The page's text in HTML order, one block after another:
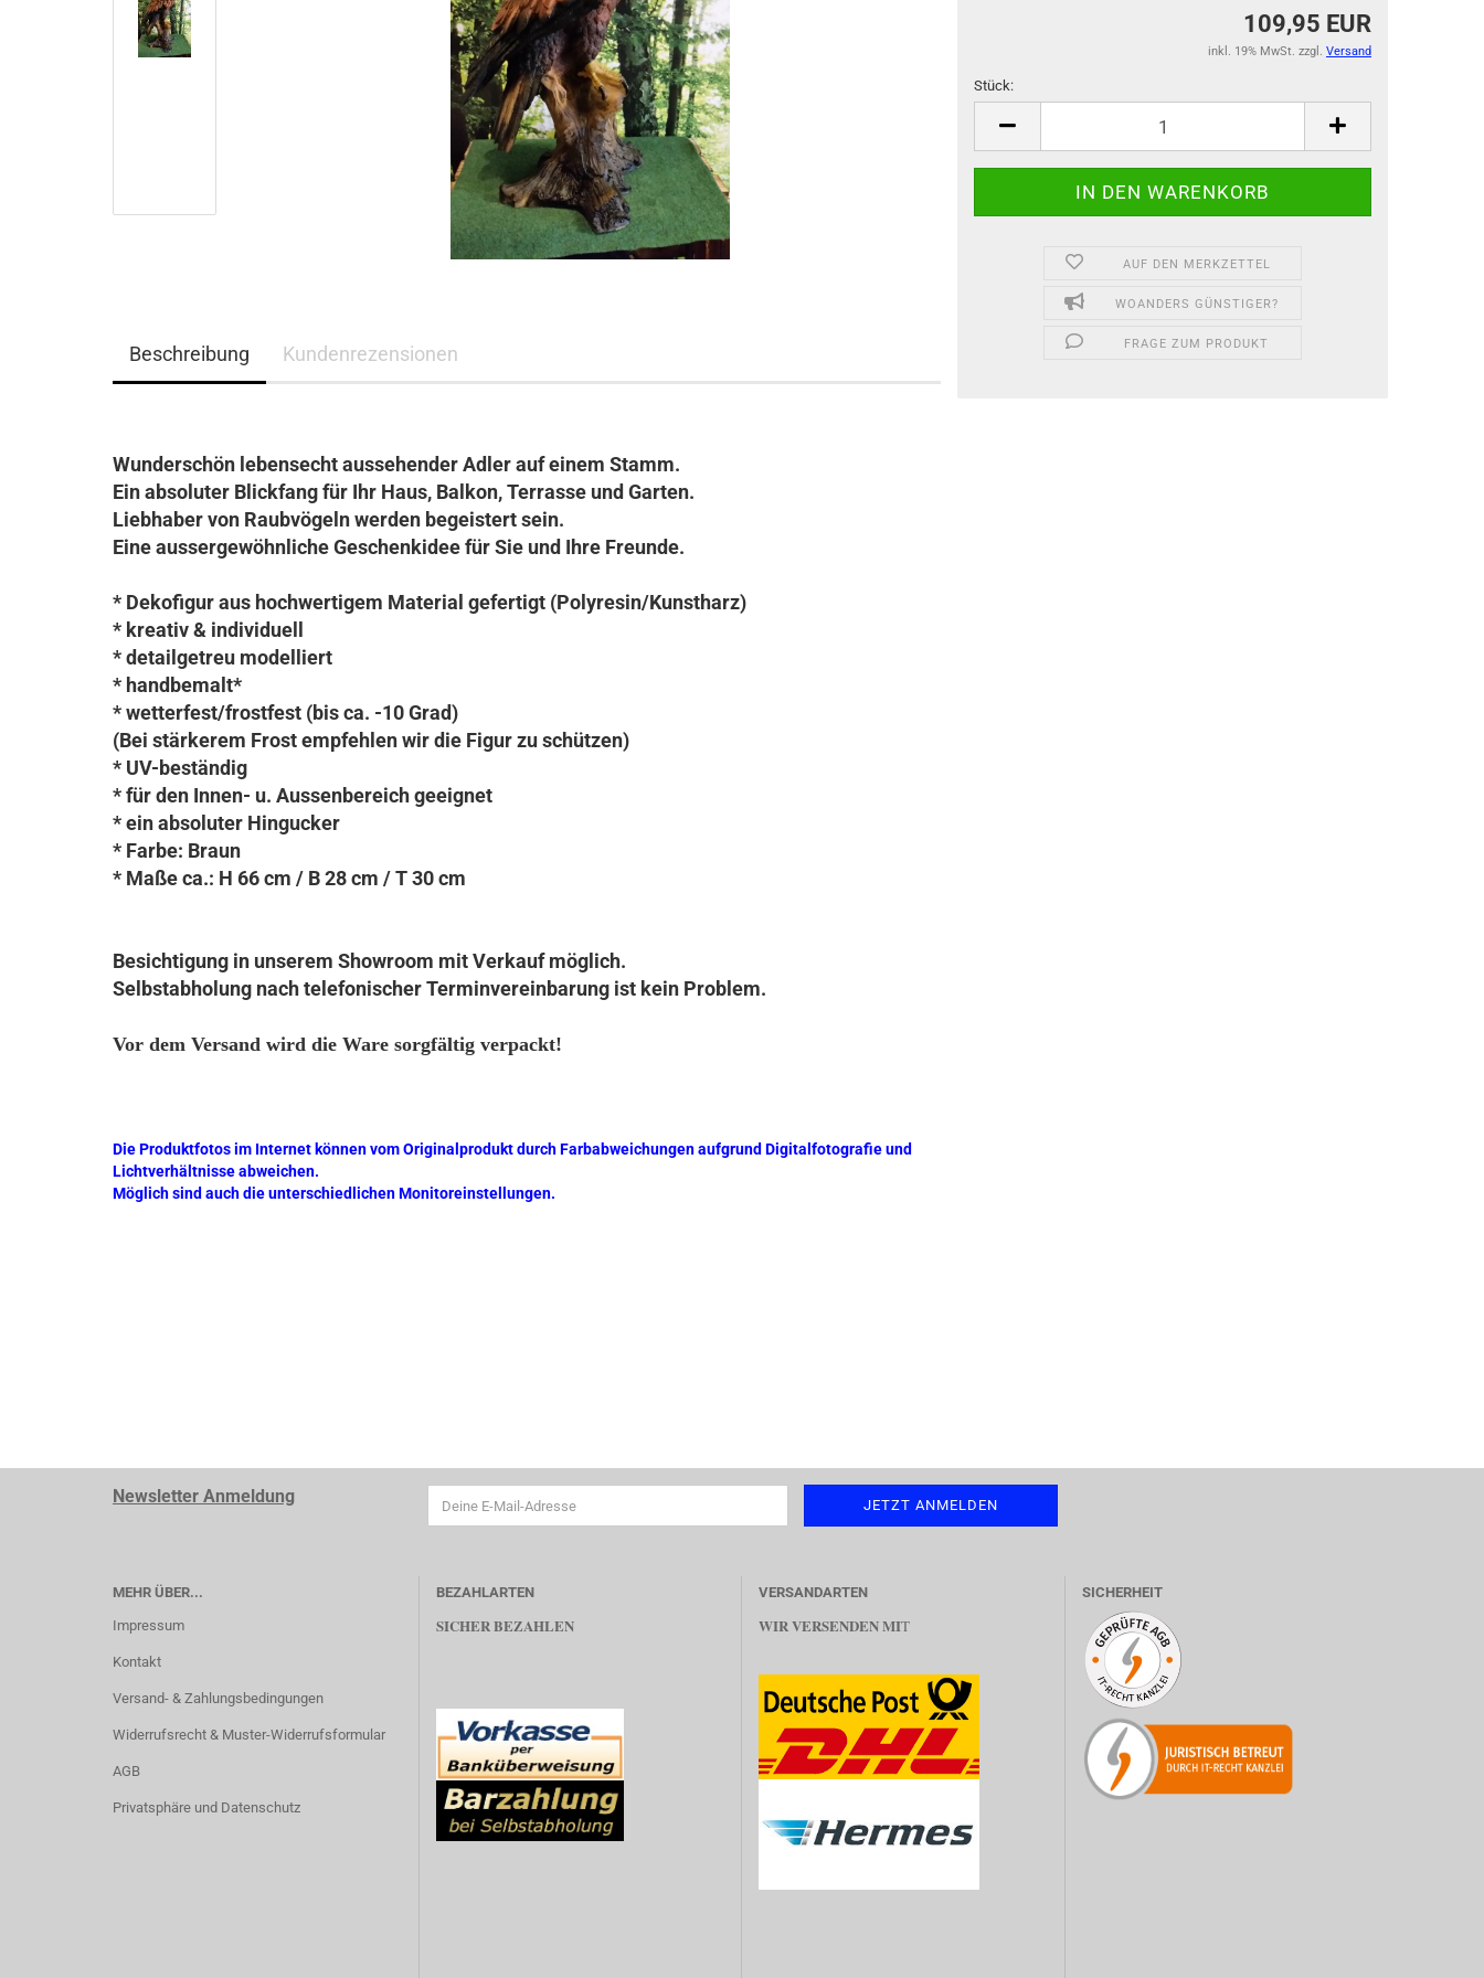
109,95 EUR
inkl. 19% MwSt. zzgl. Versand
Stück:
Stück
AUF DEN MERKZETTEL
WOANDERS GÜNSTIGER?
FRAGE ZUM PRODUKT
Beschreibung Kundenrezensionen
Wunderschön lebensecht aussehender Adler auf einem Stamm.
Ein absoluter Blickfang für Ihr Haus, Balkon, Terrasse und Garten.
Liebhaber von Raubvögeln werden begeistert sein.
Eine aussergewöhnliche Geschenkidee für Sie und Ihre Freunde.
* Dekofigur aus hochwertigem Material gefertigt (Polyresin/Kunstharz)
* kreativ & individuell
* detailgetreu modelliert
* handbemalt*
* wetterfest/frostfest (bis ca. -10 Grad)
(Bei stärkerem Frost empfehlen wir die Figur zu schützen)
* UV-beständig
* für den Innen- u. Aussenbereich geeignet
* ein absoluter Hingucker
* Farbe: Braun
* Maße ca.: H 66 cm / B 28 cm / T 30 cm
Besichtigung in unserem Showroom mit Verkauf möglich.
Selbstabholung nach telefonischer Terminvereinbarung ist kein Problem.
Vor dem Versand wird die Ware sorgfältig verpackt!
Die Produktfotos im Internet können vom Originalprodukt durch Farbabweichungen aufgrund Digitalfotografie und
Lichtverhältnisse abweichen.
Möglich sind auch die unterschiedlichen Monitoreinstellungen.
Newsletter Anmeldung
MEHR ÜBER...
Impressum
Kontakt
Versand- & Zahlungsbedingungen
Widerrufsrecht & Muster-Widerrufsformular
AGB
Privatsphäre und Datenschutz
BEZAHLARTEN
SICHER BEZAHLEN
VERSANDARTEN
WIR VERSENDEN MIT
SICHERHEIT